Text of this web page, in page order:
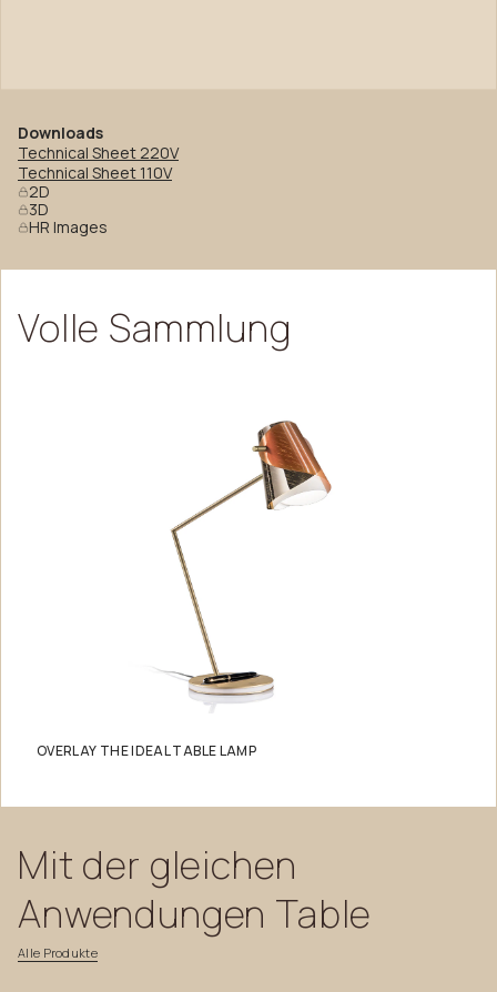
Downloads
Technical Sheet 220V
Technical Sheet 110V
2D
3D
HR Images
Volle Sammlung
OVERLAY THE IDEAL TABLE LAMP
Alle Produkte
Mit der gleichen
Anwendungen Table